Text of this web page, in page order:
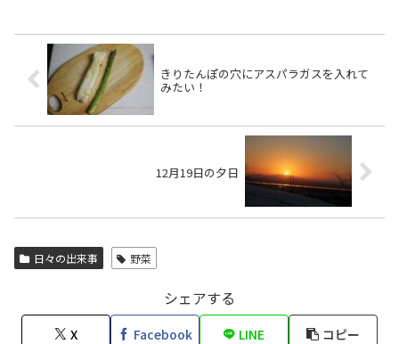
きりたんぽの穴にアスパラガスを入れて
みたい！
12月19日の夕日
日々の出来事 野菜
シェアする
X Facebook LINE コピー